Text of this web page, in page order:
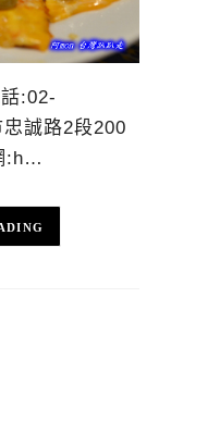
:02-
誠路2段200
:h…